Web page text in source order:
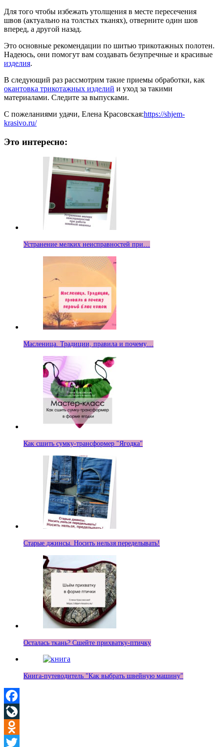
Для того чтобы избежать утолщения в месте пересечения
швов (актуально на толстых тканях), отверните один шов
вперед, а другой назад.
Это основные рекомендации по шитью трикотажных полотен.
Надеюсь, они помогут вам создавать безупречные и красивые
изделия.
В следующий раз рассмотрим такие приемы обработки, как
окантовка трикотажных изделий и уход за такими
материалами. Следите за выпусками.
С пожеланиями удачи, Елена Красовская:https://shjem-
krasivo.ru/
Это интересно:
Устранение мелких неисправностей при…
Масленица. Традиции, правила и почему…
Как сшить сумку-трансформер "Ягодка"
Старые джинсы. Носить нельзя переделывать!
Осталась ткань? Сшейте прихватку-птичку
Книга-путеводитель "Как выбрать швейную машину"
Facebook
LiveJournal
Odnoklassniki